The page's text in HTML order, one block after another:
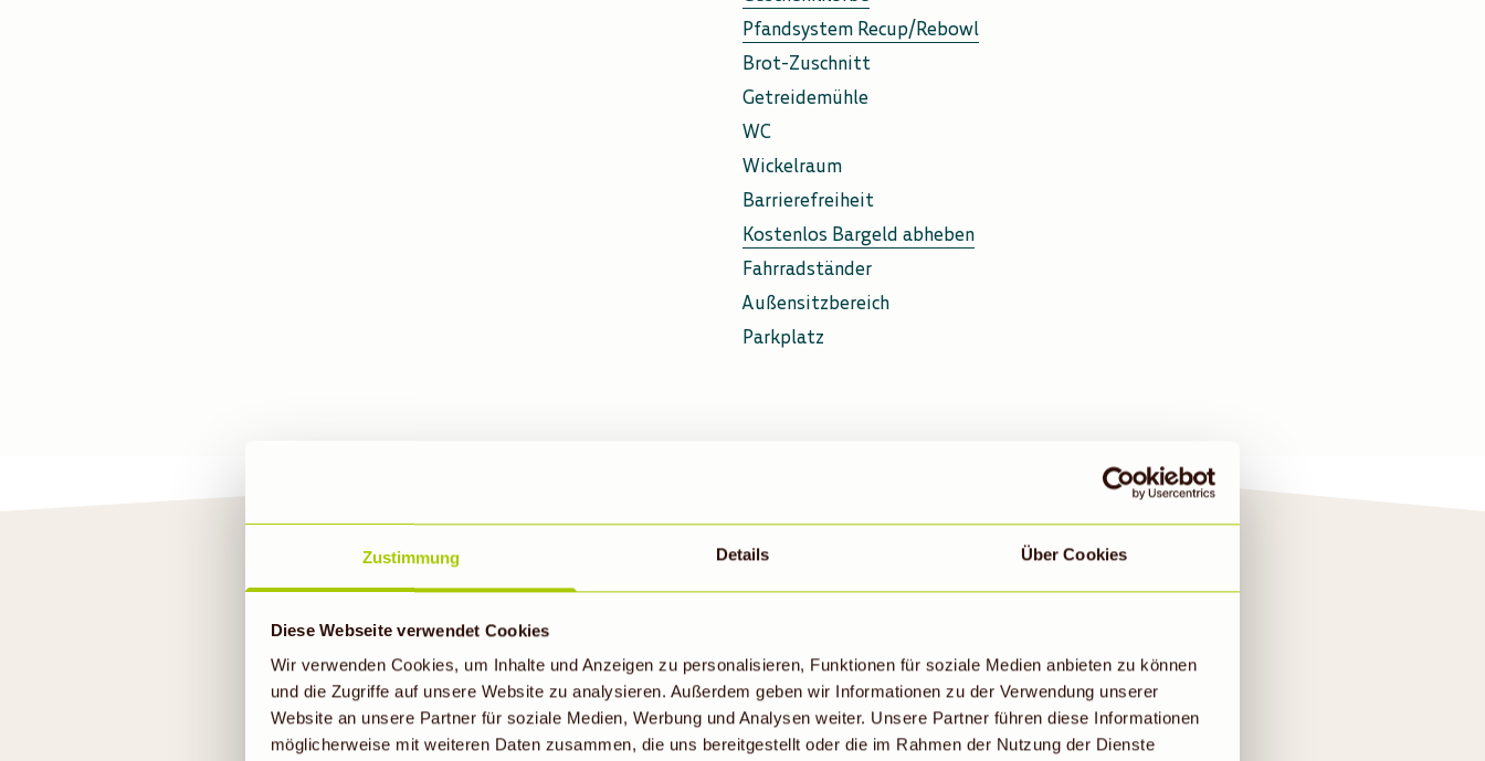
Zustimmung Details Über Cookies
Diese Webseite verwendet Cookies
Wir verwenden Cookies, um Inhalte und Anzeigen zu personalisieren, Funktionen für soziale Medien anbieten zu können
und die Zugriffe auf unsere Website zu analysieren. Außerdem geben wir Informationen zu der Verwendung unserer
Website an unsere Partner für soziale Medien, Werbung und Analysen weiter. Unsere Partner führen diese Informationen
möglicherweise mit weiteren Daten zusammen, die uns bereitgestellt oder die im Rahmen der Nutzung der Dienste
Pfandsystem Recup/Rebowl
Brot-Zuschnitt
Getreidemühle
WC
Wickelraum
Barrierefreiheit
Kostenlos Bargeld abheben
Fahrradständer
Außensitzbereich
Parkplatz
ENTDECKE DEINEN DENNS BIOMARKT
IN HERRENBERG